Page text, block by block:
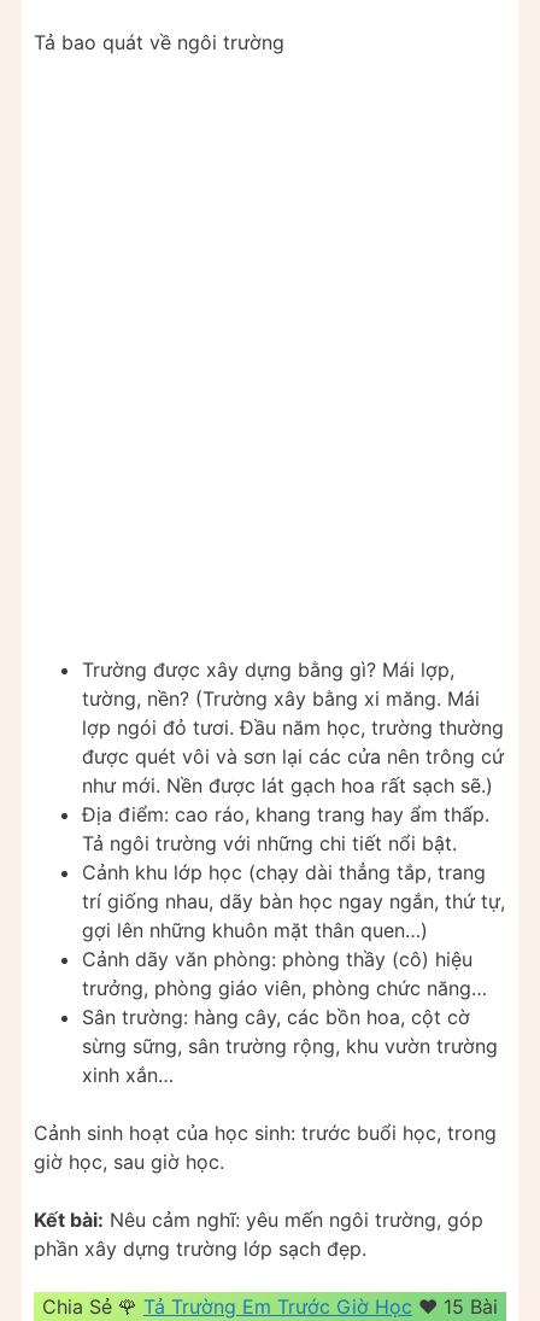
Tả bao quát về ngôi trường
Trường được xây dựng bằng gì? Mái lợp,
tường, nền? (Trường xây bằng xi măng. Mái
lợp ngói đỏ tươi. Đầu năm học, trường thường
được quét vôi và sơn lại các cửa nên trông cứ
như mới. Nền được lát gạch hoa rất sạch sẽ.)
Địa điểm: cao ráo, khang trang hay ẩm thấp.
Tả ngôi trường với những chi tiết nổi bật.
Cảnh khu lớp học (chạy dài thẳng tắp, trang
trí giống nhau, dãy bàn học ngay ngắn, thứ tự,
gợi lên những khuôn mặt thân quen…)
Cảnh dãy văn phòng: phòng thầy (cô) hiệu
trưởng, phòng giáo viên, phòng chức năng…
Sân trường: hàng cây, các bồn hoa, cột cờ
sừng sững, sân trường rộng, khu vườn trường
xinh xắn…
Cảnh sinh hoạt của học sinh: trước buổi học, trong
giờ học, sau giờ học.
Kết bài: Nêu cảm nghĩ: yêu mến ngôi trường, góp
phần xây dựng trường lớp sạch đẹp.
Chia Sẻ 🌹 Tả Trường Em Trước Giờ Học ❤️️ 15 Bài